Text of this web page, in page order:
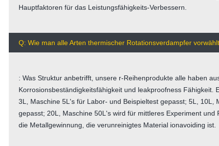
Hauptfaktoren für das Leistungsfähigkeits-Verbessern.
Q: Wie man alle Arten thermischer Rotationsverdampfer
: Was Struktur anbetrifft, unsere r-Reihenprodukte alle haben
Korrosionsbeständigkeitsfähigkeit und leakproofness Fähigkeit.
3L, Maschine 5L's für Labor- und Beispieltest gepasst; 5L, 10L,
gepasst; 20L, Maschine 50L's wird für mittleres Experiment
die Metallgewinnung, die verunreinigtes Material ionavoiding ist.